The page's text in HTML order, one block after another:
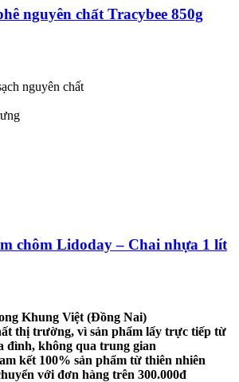
nguyên chất Tracybee 850g
nguyên chất
chôm Lidoday – Chai nhựa 1 lít
Khung Việt (Đồng Nai)
thị trường, vì sản phẩm lấy trực tiếp từ
đình, không qua trung gian
kết 100% sản phẩm từ thiên nhiên
với đơn hàng trên 300.000đ